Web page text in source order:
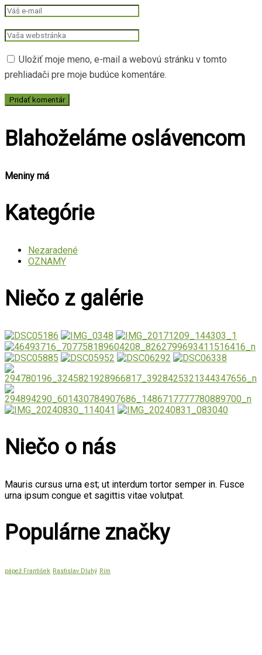
Uložiť moje meno, e-mail a webovú stránku v tomto
prehliadači pre moje budúce komentáre.
Blahoželáme oslávencom
Meniny má
Kategórie
Nezaradené
OZNAMY
Niečo z galérie
Niečo o nás
Mauris cursus urna est; ut interdum tortor semper in. Fusce
urna ipsum congue et sagittis vitae volutpat.
Populárne značky
pápež František Rastislav Dluhý Rím